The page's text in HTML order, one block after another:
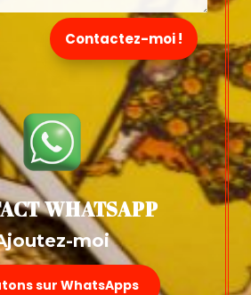
Contactez-moi !
WHATSAPP
moi
sur WhatsApps